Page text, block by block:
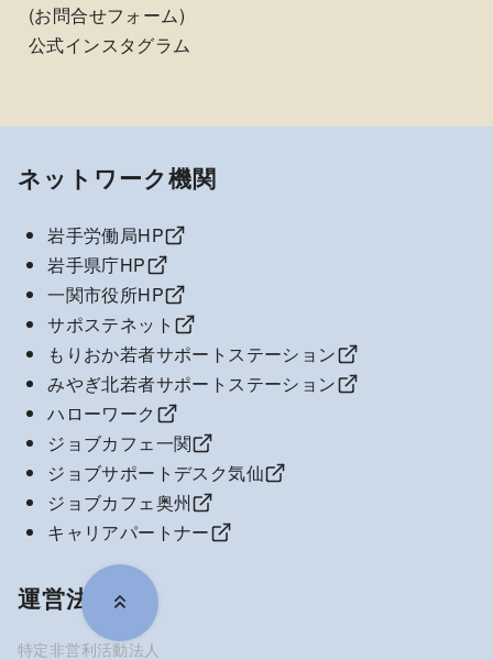
(お問合せフォーム)
公式インスタグラム
ネットワーク機関
岩手労働局HP
岩手県庁HP
一関市役所HP
サポステネット
もりおか若者サポートステーション
みやぎ北若者サポートステーション
ハローワーク
ジョブカフェ一関
ジョブサポートデスク気仙
ジョブカフェ奥州
キャリアパートナー
運営法人